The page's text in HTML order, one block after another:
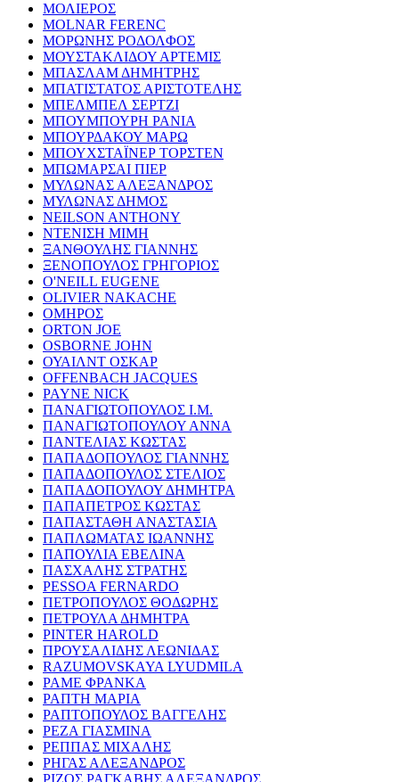
ΜΟΛΙΕΡΟΣ
MOLNAR FERENC
ΜΟΡΩΝΗΣ ΡΟΔΟΛΦΟΣ
ΜΟΥΣΤΑΚΛΙΔΟΥ ΑΡΤΕΜΙΣ
ΜΠΑΣΛΑΜ ΔΗΜΗΤΡΗΣ
ΜΠΑΤΙΣΤΑΤΟΣ ΑΡΙΣΤΟΤΕΛΗΣ
ΜΠΕΛΜΠΕΛ ΣΕΡΤΖΙ
ΜΠΟΥΜΠΟΥΡΗ ΡΑΝΙΑ
ΜΠΟΥΡΔΑΚΟΥ ΜΑΡΩ
ΜΠΟΥΧΣΤΑΪΝΕΡ ΤΟΡΣΤΕΝ
ΜΠΩΜΑΡΣΑΙ ΠΙΕΡ
ΜΥΛΩΝΑΣ ΑΛΕΞΑΝΔΡΟΣ
ΜΥΛΩΝΑΣ ΔΗΜΟΣ
NEILSON ANTHONY
ΝΤΕΝΙΣΗ ΜΙΜΗ
ΞΑΝΘΟΥΛΗΣ ΓΙΑΝΝΗΣ
ΞΕΝΟΠΟΥΛΟΣ ΓΡΗΓΟΡΙΟΣ
O'NEILL EUGENE
OLIVIER NAKACHE
ΟΜΗΡΟΣ
ORTON JOE
OSBORNE JOHN
ΟΥΑΙΛΝΤ ΟΣΚΑΡ
OFFENBACH JACQUES
PAYNE NICK
ΠΑΝΑΓΙΩΤΟΠΟΥΛΟΣ Ι.Μ.
ΠΑΝΑΓΙΩΤΟΠΟΥΛΟΥ ΑΝΝΑ
ΠΑΝΤΕΛΙΑΣ ΚΩΣΤΑΣ
ΠΑΠΑΔΟΠΟΥΛΟΣ ΓΙΑΝΝΗΣ
ΠΑΠΑΔΟΠΟΥΛΟΣ ΣΤΕΛΙΟΣ
ΠΑΠΑΔΟΠΟΥΛΟΥ ΔΗΜΗΤΡΑ
ΠΑΠΑΠΕΤΡΟΣ ΚΩΣΤΑΣ
ΠΑΠΑΣΤΑΘΗ ΑΝΑΣΤΑΣΙΑ
ΠΑΠΛΩΜΑΤΑΣ ΙΩΑΝΝΗΣ
ΠΑΠΟΥΛΙΑ ΕΒΕΛΙΝΑ
ΠΑΣΧΑΛΗΣ ΣΤΡΑΤΗΣ
PESSOA FERNARDO
ΠΕΤΡΟΠΟΥΛΟΣ ΘΟΔΩΡΗΣ
ΠΕΤΡΟΥΛΑ ΔΗΜΗΤΡΑ
PINTER HAROLD
ΠΡΟΥΣΑΛΙΔΗΣ ΛΕΩΝΙΔΑΣ
RAZUMOVSKAYA LYUDMILA
ΡΑΜΕ ΦΡΑΝΚΑ
ΡΑΠΤΗ ΜΑΡΙΑ
ΡΑΠΤΟΠΟΥΛΟΣ ΒΑΓΓΕΛΗΣ
ΡΕΖΑ ΓΙΑΣΜΙΝΑ
ΡΕΠΠΑΣ ΜΙΧΑΛΗΣ
ΡΗΓΑΣ ΑΛΕΞΑΝΔΡΟΣ
ΡΙΖΟΣ ΡΑΓΚΑΒΗΣ ΑΛΕΞΑΝΔΡΟΣ